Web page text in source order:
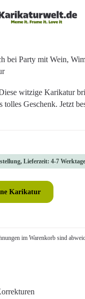
witzige Karikatur
tolles Geschenk. Jetzt
Lieferzeit: 4-7
Karikatur
im Warenkorb sind